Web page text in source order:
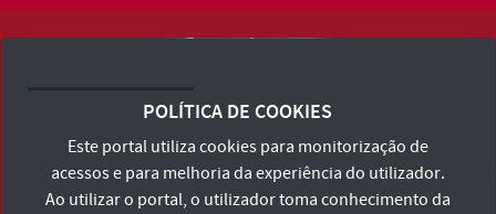
Consulte os Termos e Condições e Política de Privacidade
Declaração de Acessibilidade
POLÍTICA DE COOKIES
Este portal utiliza cookies para monitorização de
acessos e para melhoria da experiência do utilizador.
Ao utilizar o portal, o utilizador toma conhecimento da